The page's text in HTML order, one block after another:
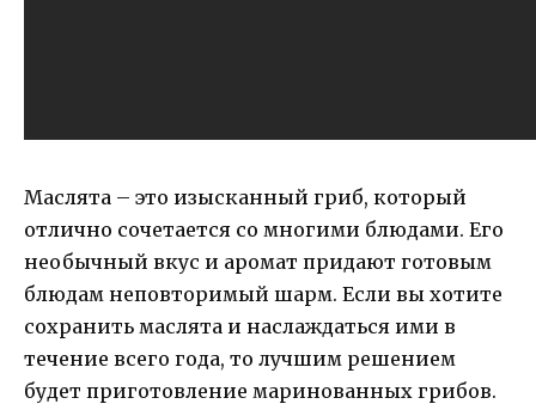
Маслята – это изысканный гриб, который
отлично сочетается со многими блюдами. Его
необычный вкус и аромат придают готовым
блюдам неповторимый шарм. Если вы хотите
сохранить маслята и наслаждаться ими в
течение всего года, то лучшим решением
будет приготовление маринованных грибов.